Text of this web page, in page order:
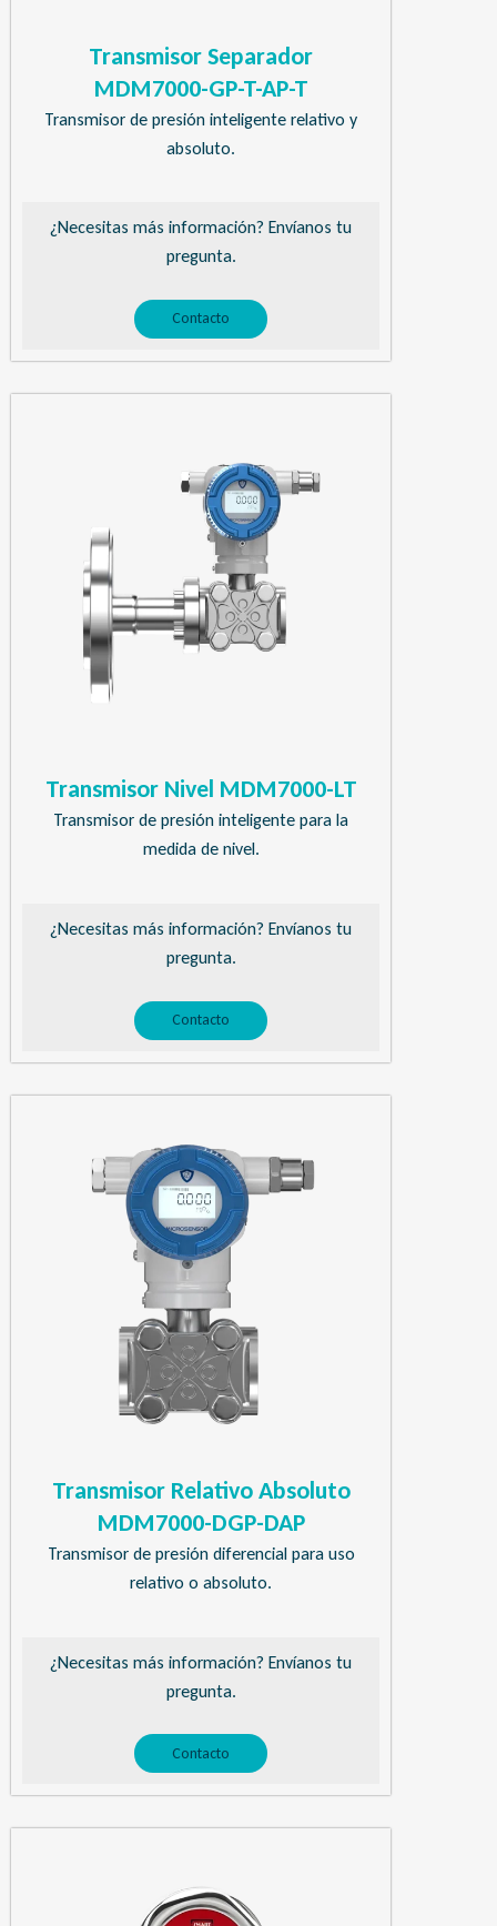
Transmisor Separador
MDM7000-GP-T-AP-T
Transmisor de presión inteligente relativo y
absoluto.
¿Necesitas más información? Envíanos tu
pregunta.
Contacto
Transmisor Nivel MDM7000-LT
Transmisor de presión inteligente para la
medida de nivel.
¿Necesitas más información? Envíanos tu
pregunta.
Contacto
Transmisor Relativo Absoluto
MDM7000-DGP-DAP
Transmisor de presión diferencial para uso
relativo o absoluto.
¿Necesitas más información? Envíanos tu
pregunta.
Contacto